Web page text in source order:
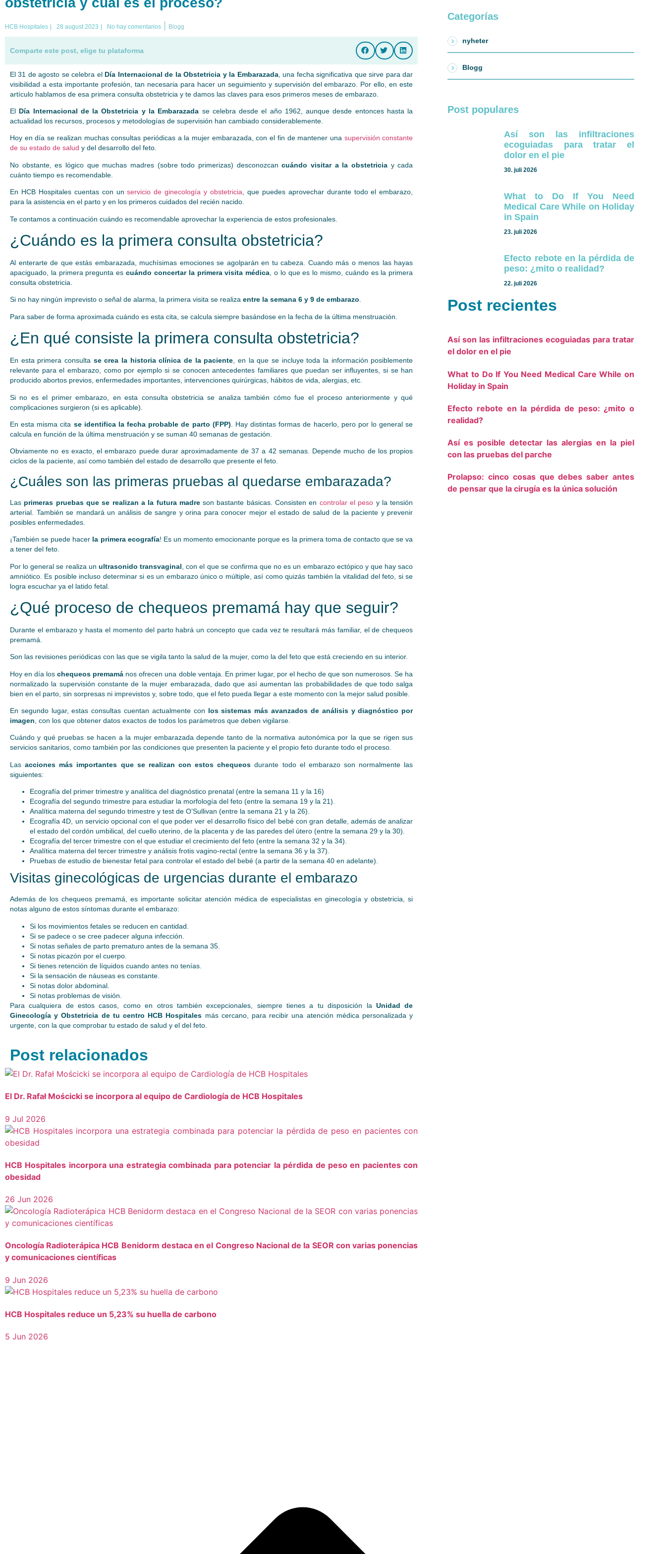
HCB Hospitales | 28 august 2023 | No hay comentarios Blogg
Comparte este post, elige tu plataforma
El 31 de agosto se celebra el Día Internacional de la Obstetricia y la Embarazada, una fecha significativa que sirve para dar
visibilidad a esta importante profesión, tan necesaria para hacer un seguimiento y supervisión del embarazo. Por ello, en este
artículo hablamos de esa primera consulta obstetricia y te damos las claves para esos primeros meses de embarazo.
El Día Internacional de la Obstetricia y la Embarazada se celebra desde el año 1962, aunque desde entonces hasta la
actualidad los recursos, procesos y metodologías de supervisión han cambiado considerablemente.
Hoy en día se realizan muchas consultas periódicas a la mujer embarazada, con el fin de mantener unasupervisión constante
de su estado de salud y del desarrollo del feto.
No obstante, es lógico que muchas madres (sobre todo primerizas) desconozcancuándo visitar a la obstetricia y cada
cuánto tiempo es recomendable.
En HCB Hospitales cuentas con unservicio de ginecología y obstetricia, que puedes aprovechar durante todo el embarazo,
para la asistencia en el parto y en los primeros cuidados del recién nacido.
Te contamos a continuación cuándo es recomendable aprovechar la experiencia de estos profesionales.
¿Cuándo es la primera consulta obstetricia?
Al enterarte de que estás embarazada, muchísimas emociones se agolparán en tu cabeza. Cuando más o menos las hayas
apaciguado, la primera pregunta escuándo concertar la primera visita médica , o lo que es lo mismo, cuándo es la primera
consulta obstetricia.
Si no hay ningún imprevisto o señal de alarma, la primera visita se realiza entre la semana 6 y 9 de embarazo.
Para saber de forma aproximada cuándo es esta cita, se calcula siempre basándose en la fecha de la última menstruación.
¿En qué consiste la primera consulta obstetricia?
En esta primera consulta se crea la historia clínica de la paciente , en la que se incluye toda la información posiblemente
relevante para el embarazo, como por ejemplo si se conocen antecedentes familiares que puedan ser influyentes, si se han
producido abortos previos, enfermedades importantes, intervenciones quirúrgicas, hábitos de vida, alergias, etc.
Si no es el primer embarazo, en esta consulta obstetricia se analiza también cómo fue el proceso anteriormente y qué
complicaciones surgieron (si es aplicable).
En esta misma cita se identifica la fecha probable de parto (FPP) . Hay distintas formas de hacerlo, pero por lo general se
calcula en función de la última menstruación y se suman 40 semanas de gestación.
Obviamente no es exacto, el embarazo puede durar aproximadamente de 37 a 42 semanas. Depende mucho de los propios
ciclos de la paciente, así como también del estado de desarrollo que presente el feto.
¿Cuáles son las primeras pruebas al quedarse embarazada?
Las primeras pruebas que se realizan a la futura madreson bastante básicas. Consisten en controlar el peso y la tensión
arterial. También se mandará un análisis de sangre y orina para conocer mejor el estado de salud de la paciente y prevenir
posibles enfermedades.
¡También se puede hacer la primera ecografía! Es un momento emocionante porque es la primera toma de contacto que se va
a tener del feto.
Por lo general se realiza un ultrasonido transvaginal , con el que se confirma que no es un embarazo ectópico y que hay saco
amniótico. Es posible incluso determinar si es un embarazo único o múltiple, así como quizás también la vitalidad del feto, si se
logra escuchar ya el latido fetal.
¿Qué proceso de chequeos premamá hay que seguir?
Durante el embarazo y hasta el momento del parto habrá un concepto que cada vez te resultará más familiar, el de chequeos
premamá.
Son las revisiones periódicas con las que se vigila tanto la salud de la mujer, como la del feto que está creciendo en su interior.
Hoy en día loschequeos premamá nos ofrecen una doble ventaja. En primer lugar, por el hecho de que son numerosos. Se ha
normalizado la supervisión constante de la mujer embarazada, dado que así aumentan las probabilidades de que todo salga
bien en el parto, sin sorpresas ni imprevistos y, sobre todo, que el feto pueda llegar a este momento con la mejor salud posible.
En segundo lugar, estas consultas cuentan actualmente con los sistemas más avanzados de análisis y diagnóstico por
imagen , con los que obtener datos exactos de todos los parámetros que deben vigilarse.
Cuándo y qué pruebas se hacen a la mujer embarazada depende tanto de la normativa autonómica por la que se rigen sus
servicios sanitarios, como también por las condiciones que presenten la paciente y el propio feto durante todo el proceso.
Las acciones más importantes que se realizan con estos chequeos durante todo el embarazo son normalmente las
siguientes:
Ecografía del primer trimestre y analítica del diagnóstico prenatal (entre la semana 11 y la 16)
Ecografía del segundo trimestre para estudiar la morfología del feto (entre la semana 19 y la 21).
Analítica materna del segundo trimestre y test de O’Sullivan (entre la semana 21 y la 26).
Ecografía 4D, un servicio opcional con el que poder ver el desarrollo físico del bebé con gran detalle, además de analizar
el estado del cordón umbilical, del cuello uterino, de la placenta y de las paredes del útero (entre la semana 29 y la 30).
Ecografía del tercer trimestre con el que estudiar el crecimiento del feto (entre la semana 32 y la 34).
Analítica materna del tercer trimestre y análisis frotis vagino-rectal (entre la semana 36 y la 37).
Pruebas de estudio de bienestar fetal para controlar el estado del bebé (a partir de la semana 40 en adelante).
Visitas ginecológicas de urgencias durante el embarazo
Además de los chequeos premamá, es importante solicitar atención médica de especialistas en ginecología y obstetricia, si
notas alguno de estos síntomas durante el embarazo:
Si los movimientos fetales se reducen en cantidad.
Si se padece o se cree padecer alguna infección.
Si notas señales de parto prematuro antes de la semana 35.
Si notas picazón por el cuerpo.
Si tienes retención de líquidos cuando antes no tenías.
Si la sensación de náuseas es constante.
Si notas dolor abdominal.
Si notas problemas de visión.
Para cualquiera de estos casos, como en otros también excepcionales, siempre tienes a tu disposición la Unidad de
Ginecología y Obstetricia de tu centro HCB Hospitales más cercano, para recibir una atención médica personalizada y
urgente, con la que comprobar tu estado de salud y el del feto.
Post relacionados
El Dr. Rafał Mościcki se incorpora al equipo de Cardiología de HCB Hospitales
9 Jul 2026
HCB Hospitales incorpora una estrategia combinada para potenciar la pérdida de peso en pacientes con
obesidad
26 Jun 2026
Oncología Radioterápica HCB Benidorm destaca en el Congreso Nacional de la SEOR con varias ponencias
y comunicaciones científicas
9 Jun 2026
HCB Hospitales reduce un 5,23% su huella de carbono
5 Jun 2026
Categorías
nyheter
Blogg
Post populares
Así son las infiltraciones
ecoguiadas para tratar el
dolor en el pie
30. juli 2026
What to Do If You Need
Medical Care While on Holiday
in Spain
23. juli 2026
Efecto rebote en la pérdida de
peso: ¿mito o realidad?
22. juli 2026
Post recientes
Así son las infiltraciones ecoguiadas para tratar
el dolor en el pie
What to Do If You Need Medical Care While on
Holiday in Spain
Efecto rebote en la pérdida de peso: ¿mito o
realidad?
Así es posible detectar las alergias en la piel
con las pruebas del parche
Prolapso: cinco cosas que debes saber antes
de pensar que la cirugía es la única solución